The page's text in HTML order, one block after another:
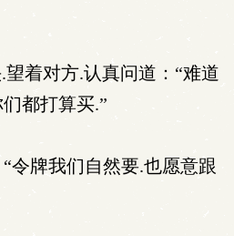
着对方.认真问道：“难道
都打算买.”
令牌我们自然要.也愿意跟